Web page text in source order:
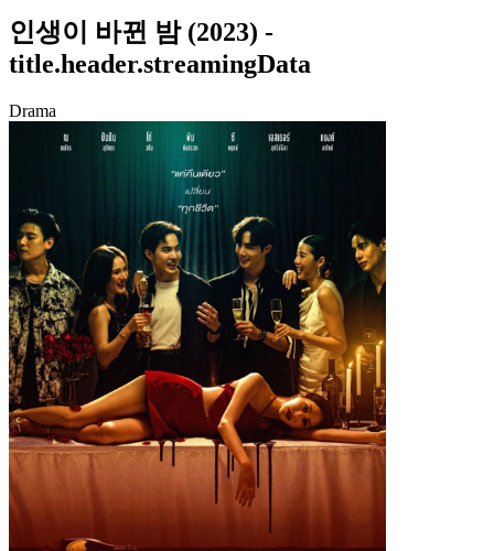
인생이 바뀐 밤(2023) -
title.header.streamingData
Drama